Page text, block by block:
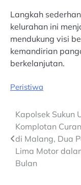
Langkah
kelurahan ini
mendukung visi
kemandirian
berkelanjutan.
Peristiwa
Post
navigation
Kapolsek Sukun
Komplotan
di Malang, Dua
Lima Motor
Bulan